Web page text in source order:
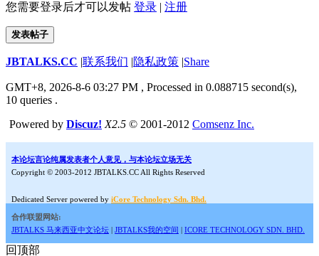
您需要登录后才可以发帖 登录 | 注册
发表帖子
JBTALKS.CC |联系我们 |隐私政策 |Share
GMT+8, 2026-8-6 03:27 PM , Processed in 0.088715 second(s),
10 queries .
Powered by Discuz! X2.5 © 2001-2012 Comsenz Inc.
本论坛言论纯属发表者个人意见，与本论坛立场无关
Copyright © 2003-2012 JBTALKS.CC All Rights Reserved
Dedicated Server powered by iCore Technology Sdn. Bhd.
合作联盟网站:
JBTALKS 马来西亚中文论坛 | JBTALKS我的空间 | ICORE TECHNOLOGY SDN. BHD.
回顶部